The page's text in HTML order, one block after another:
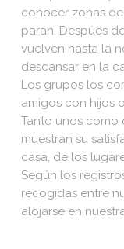
conocer zonas
paran. Despúes
vuelven hasta la
descansar en la
Los grupos los
amigos con hijos
Tanto unos como
muestran su
casa, de los
Según los
recogidas entre
alojarse en